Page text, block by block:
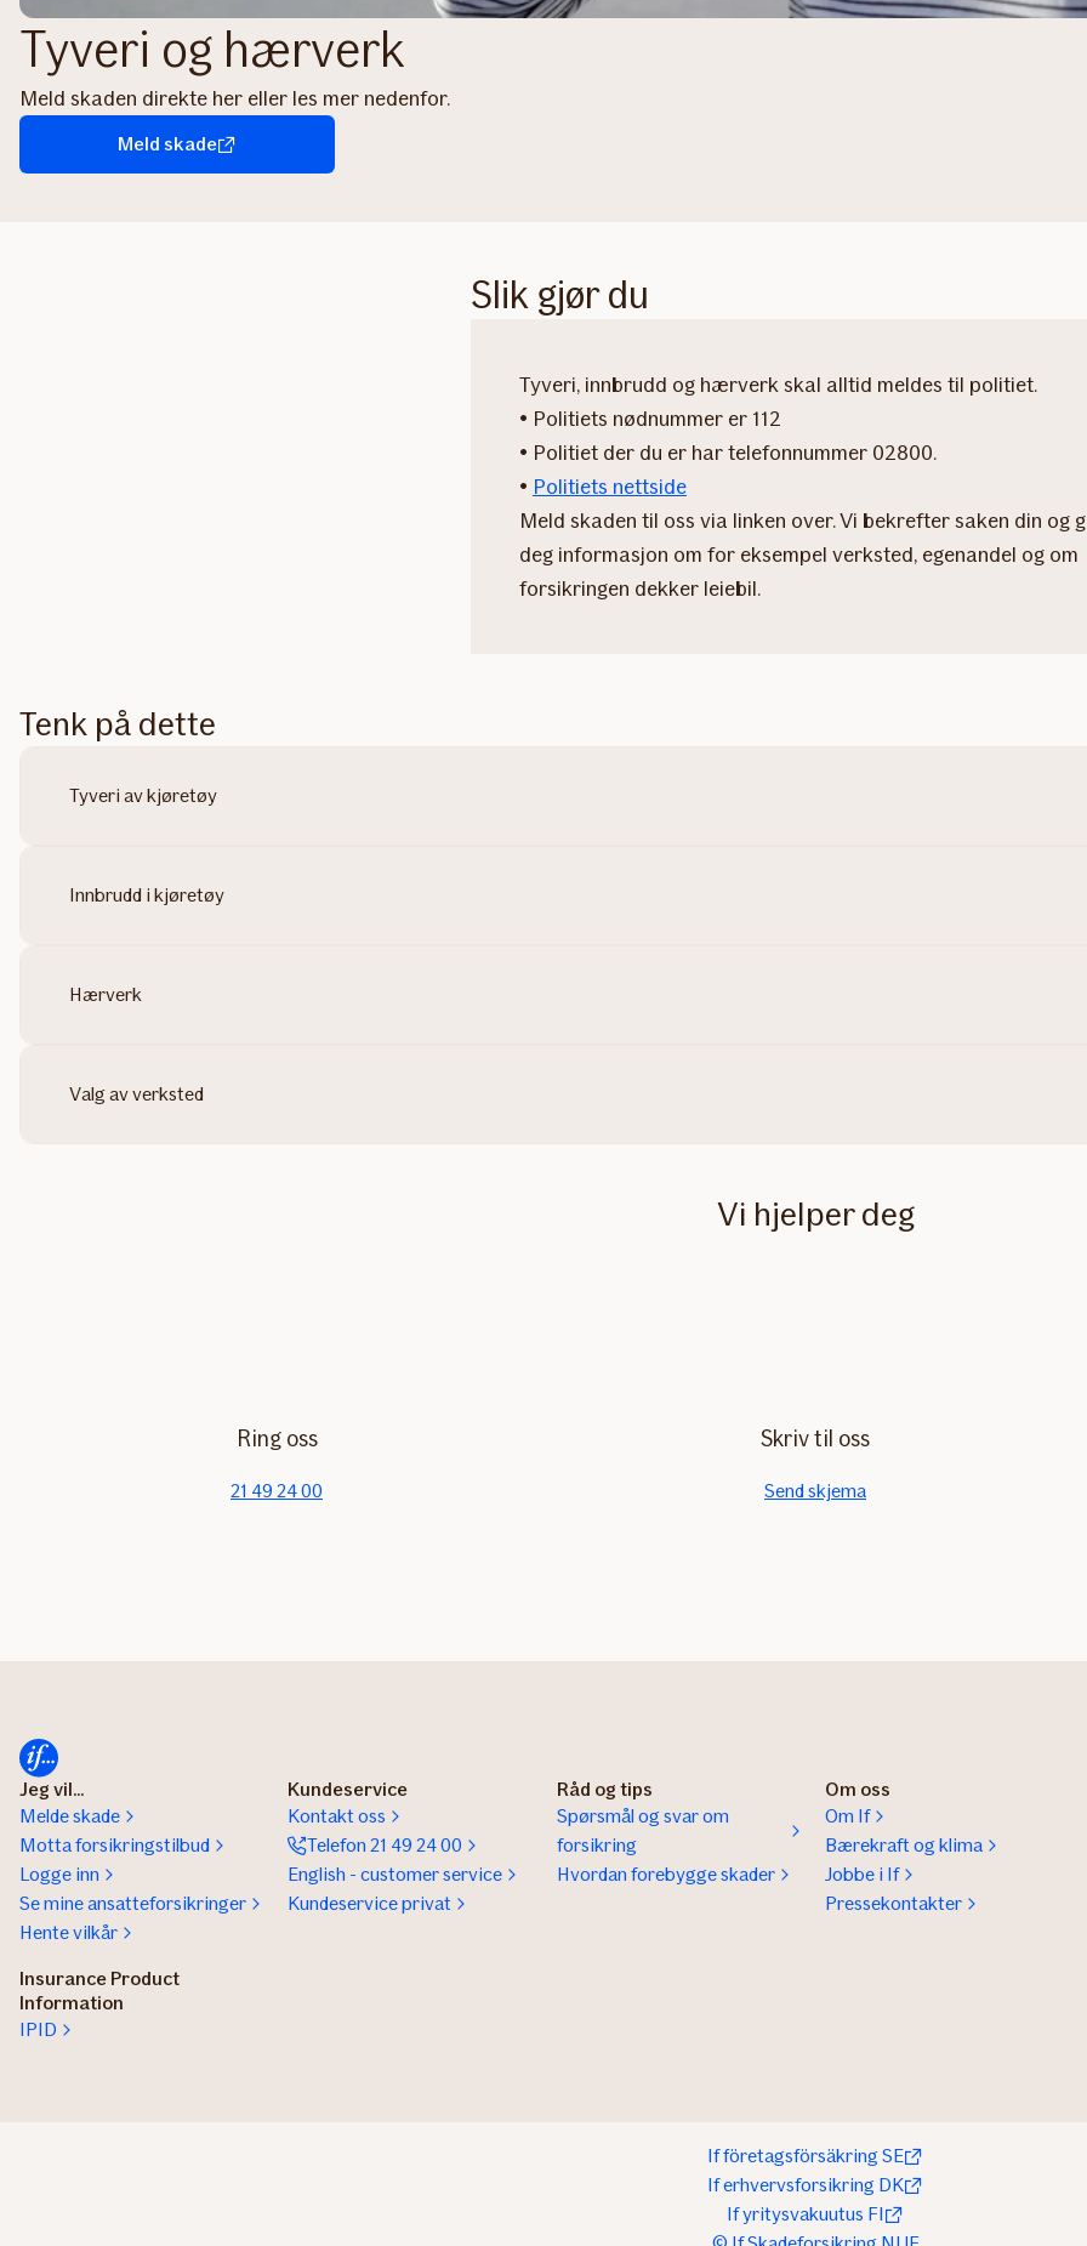
Tyveri og hærverk
Meld skaden direkte her eller les mer nedenfor.
Meld skade
Slik gjør du
Tyveri, innbrudd og hærverk skal alltid meldes til politiet.
• Politiets nødnummer er 112
• Politiet der du er har telefonnummer 02800​.
• Politiets nettside​​​
Meld skaden til oss via linken over. Vi bekrefter saken din og
deg informasjon om for eksempel verksted, egenandel og om
forsikringen dekker leiebil.
Tenk på dette
Tyveri av kjøretøy
Innbrudd i kjøretøy
Hærverk
Valg av verksted
Vi hjelper deg
Ring oss
21 49 24 00
Skriv til oss
Send skjema
Jeg vil...
Melde skade
Motta forsikringstilbud
Logge inn
Se mine ansatteforsikringer
Hente vilkår
Kundeservice
Kontakt oss
Telefon 21 49 24 00
English - customer service
Kundeservice privat
Råd og tips
Spørsmål og svar om
forsikring
Hvordan forebygge skader
Om oss
Om If
Bærekraft og klima
Jobbe i If
Pressekontakter
Insurance Product
Information
IPID
If företagsförsäkring SE
If erhvervsforsikring DK
If yritysvakuutus FI